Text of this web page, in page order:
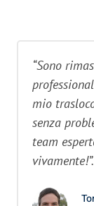
“Sono
mio
senza
team
vivamente!”.